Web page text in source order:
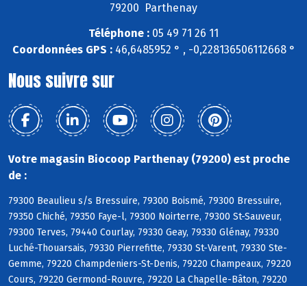
79200 Parthenay
Téléphone : 05 49 71 26 11
Coordonnées GPS :46,6485952 ° , -0,228136506112668 °
Nous suivre sur
Votre magasin Biocoop Parthenay (79200) est proche
de :
79300 Beaulieu s/s Bressuire, 79300 Boismé, 79300 Bressuire,
79350 Chiché, 79350 Faye-l, 79300 Noirterre, 79300 St-Sauveur,
79300 Terves, 79440 Courlay, 79330 Geay, 79330 Glénay, 79330
Luché-Thouarsais, 79330 Pierrefitte, 79330 St-Varent, 79330 Ste-
Gemme, 79220 Champdeniers-St-Denis, 79220 Champeaux, 79220
Cours, 79220 Germond-Rouvre, 79220 La Chapelle-Bâton, 79220